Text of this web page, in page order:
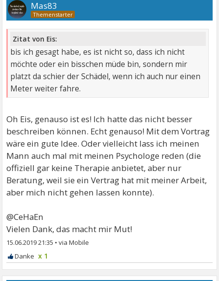
Mas83
Zitat von Eis:
bis ich gesagt habe, es ist nicht so, dass ich nicht
möchte oder ein bisschen müde bin, sondern mir
platzt da schier der Schädel, wenn ich auch nur einen
Meter weiter fahre.
Oh Eis, genauso ist es! Ich hatte das nicht besser
beschreiben können. Echt genauso! Mit dem Vortrag
wäre ein gute Idee. Oder vielleicht lass ich meinen
Mann auch mal mit meinen Psychologe reden (die
offiziell gar keine Therapie anbietet, aber nur
Beratung, weil sie ein Vertrag hat mit meiner Arbeit,
aber mich nicht gehen lassen konnte).
@CeHaEn
Vielen Dank, das macht mir Mut!
15.06.2019 21:35 •
x 1